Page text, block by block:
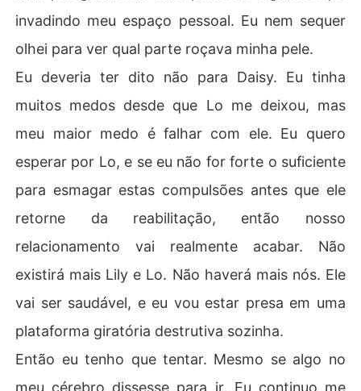
invadindo meu espaço pessoal. Eu nem sequer
olhei para ver qual parte roçava minha pele.
Eu deveria ter dito não para Daisy. Eu tinha
muitos medos desde que Lo me deixou, mas
meu maior medo é falhar com ele. Eu quero
esperar por Lo, e se eu não for forte o suficiente
para esmagar estas compulsões antes que ele
retorne da reabilitação, então nosso
relacionamento vai realmente acabar. Não
existirá mais Lily e Lo. Não haverá mais nós. Ele
vai ser saudável, e eu vou estar presa em uma
plataforma giratória destrutiva sozinha.
Então eu tenho que tentar. Mesmo se algo no
meu cérebro dissesse para ir. Eu continuo me